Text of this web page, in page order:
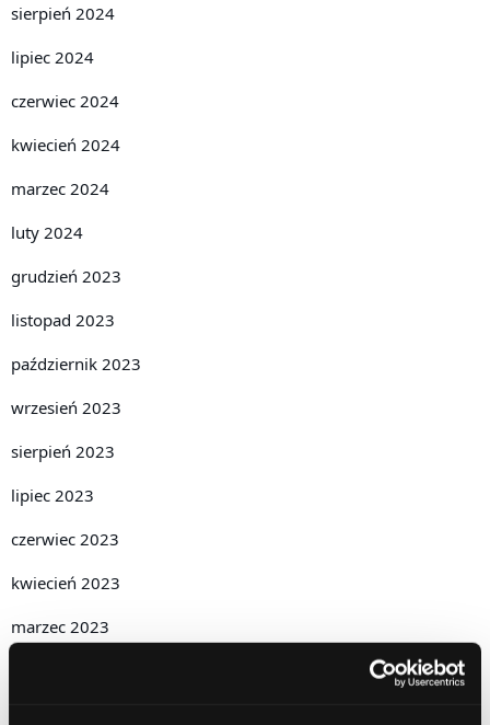
sierpień 2024
lipiec 2024
czerwiec 2024
kwiecień 2024
marzec 2024
luty 2024
grudzień 2023
listopad 2023
październik 2023
wrzesień 2023
sierpień 2023
lipiec 2023
czerwiec 2023
kwiecień 2023
marzec 2023